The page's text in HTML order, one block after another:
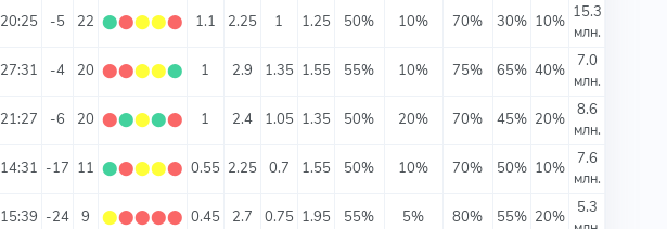
20:25 -5 22 ⬤⬤⬤⬤⬤ 1.1 2.25 1 1.25 50% 10% 70% 30% 10% 15.3
млн.
27:31 -4 20 ⬤⬤⬤⬤⬤ 1 2.9 1.35 1.55 55% 10% 75% 65% 40%
7.0
млн.
21:27 -6 20 ⬤⬤⬤⬤⬤ 1 2.4 1.05 1.35 50% 20% 70% 45% 20%
8.6
млн.
14:31 -17 11 ⬤⬤⬤⬤⬤ 0.55 2.25 0.7 1.55 50% 10% 70% 50% 10%
7.6
млн.
15:39 -24 9 ⬤⬤⬤⬤⬤ 0.45 2.7 0.75 1.95 55% 5% 80% 55% 20%
5.3